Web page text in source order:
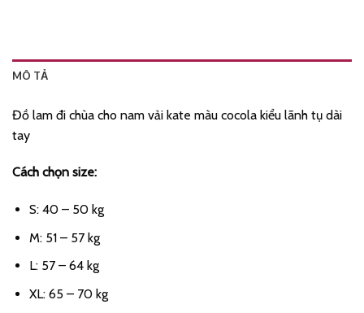
MÔ TẢ
Đồ lam đi chùa cho nam vải kate màu cocola kiểu lãnh tụ dài
tay
Cách chọn size:
S: 40 – 50 kg
M: 51 – 57 kg
L: 57 – 64 kg
XL: 65 – 70 kg